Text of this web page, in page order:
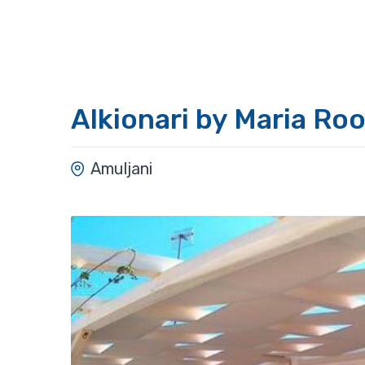
Alkionari by Maria
Amuljani